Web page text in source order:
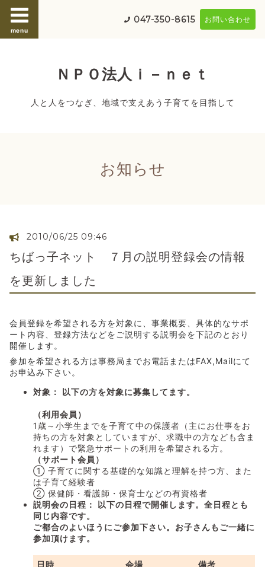
menu
047-350-8615 お問い合わせ
ＮＰＯ法人ｉ－ｎｅｔ
人と人をつなぎ、地域で支えあう子育てを目指して
お知らせ
2010/06/25 09:46
ちばっ子ネット ７月の説明登録会の情報
を更新しました
会員登録を希望される方を対象に、事業概要、具体的なサポ
ート内容、登録方法などをご説明する説明会を下記のとおり
開催します。
参加を希望される方は事務局までお電話またはFAX,Mailにて
お申込み下さい。
対象： 以下の方を対象に募集してます。
（利用会員）
1歳～小学生までを子育て中の保護者（主にお仕事をお
持ちの方を対象としていますが、求職中の方なども含ま
れます）で緊急サポートの利用を希望される方。
（サポート会員）
① 子育てに関する基礎的な知識と理解を持つ方、また
は子育て経験者
② 保健師・看護師・保育士などの有資格者
説明会の日程： 以下の日程で開催します。全日程とも
同じ内容です。
ご都合のよいほうにご参加下さい。お子さんもご一緒に
参加頂けます。
日時 会場
備考